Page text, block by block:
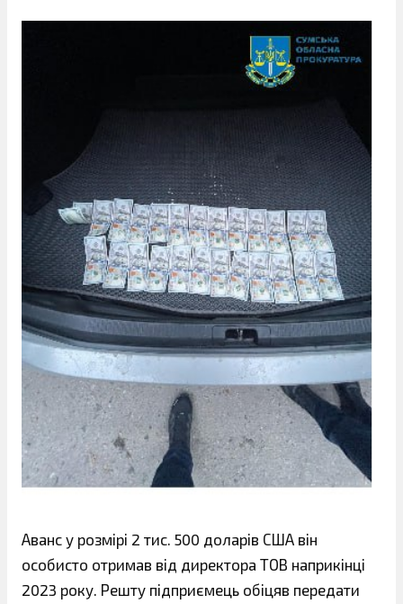
Аванс у розмірі 2 тис. 500 доларів США він
особисто отримав від директора ТОВ наприкінці
2023 року. Решту підприємець обіцяв передати